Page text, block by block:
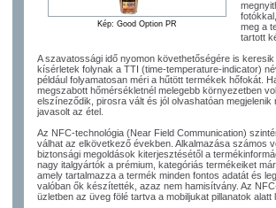
Kép: Good Option PR
meg a
tartott
A szavatossági idő nyomon követhetőségére is
kísérletek folynak a TTI (time-temperature-indicator)
például folyamatosan méri a hűtött termékek hőfokát.
megszabott hőmérsékletnél melegebb környezetben
elszíneződik, pirosra vált és jól olvashatóan
javasolt az étel.
Az NFC-technológia (Near Field Communication)
válhat az elkövetkező években. Alkalmazása számos
biztonsági megoldások kiterjesztésétől a
nagy italgyártók a prémium, kategóriás termékeiket
amely tartalmazza a termék minden fontos adatát és
valóban ők készítették, azaz nem hamisítvány. Az
üzletben az üveg fölé tartva a mobiljukat pillanatok